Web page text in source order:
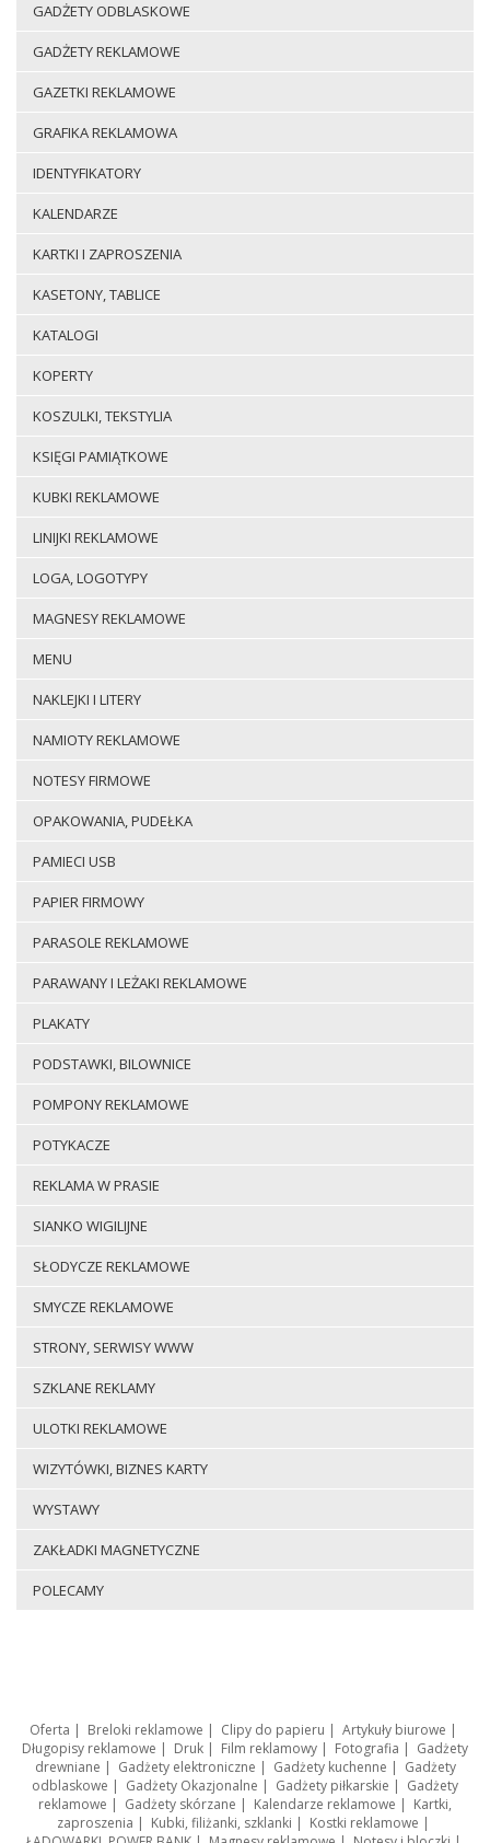
GADŻETY ODBLASKOWE
GADŻETY REKLAMOWE
GAZETKI REKLAMOWE
GRAFIKA REKLAMOWA
IDENTYFIKATORY
KALENDARZE
KARTKI I ZAPROSZENIA
KASETONY, TABLICE
KATALOGI
KOPERTY
KOSZULKI, TEKSTYLIA
KSIĘGI PAMIĄTKOWE
KUBKI REKLAMOWE
LINIJKI REKLAMOWE
LOGA, LOGOTYPY
MAGNESY REKLAMOWE
MENU
NAKLEJKI I LITERY
NAMIOTY REKLAMOWE
NOTESY FIRMOWE
OPAKOWANIA, PUDEŁKA
PAMIECI USB
PAPIER FIRMOWY
PARASOLE REKLAMOWE
PARAWANY I LEŻAKI REKLAMOWE
PLAKATY
PODSTAWKI, BILOWNICE
POMPONY REKLAMOWE
POTYKACZE
REKLAMA W PRASIE
SIANKO WIGILIJNE
SŁODYCZE REKLAMOWE
SMYCZE REKLAMOWE
STRONY, SERWISY WWW
SZKLANE REKLAMY
ULOTKI REKLAMOWE
WIZYTÓWKI, BIZNES KARTY
WYSTAWY
ZAKŁADKI MAGNETYCZNE
POLECAMY
Oferta | Breloki reklamowe | Clipy do papieru | Artykuły biurowe |
Długopisy reklamowe | Druk | Film reklamowy | Fotografia | Gadżety
drewniane | Gadżety elektroniczne | Gadżety kuchenne | Gadżety
odblaskowe | Gadżety Okazjonalne | Gadżety piłkarskie | Gadżety
reklamowe | Gadżety skórzane | Kalendarze reklamowe | Kartki,
zaproszenia | Kubki, filiżanki, szklanki | Kostki reklamowe |